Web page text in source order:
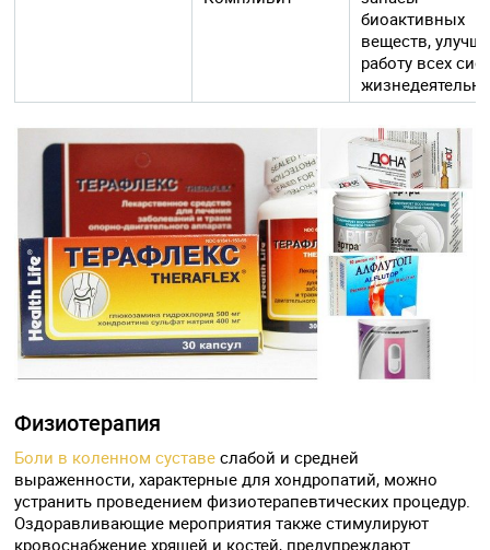
биоактивных
веществ,
работу всех
Физиотерапия
Боли в коленном суставе слабой и средней
выраженности, характерные для хондропатий, можно
устранить проведением физиотерапевтических процедур.
Оздоравливающие мероприятия также стимулируют
кровоснабжение хрящей и костей, предупреждают